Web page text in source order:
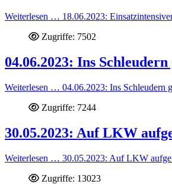
Weiterlesen … 18.06.2023:
Zugriffe: 7502
04.06.2023: Ins Schleudern
Weiterlesen … 04.06.2023: Ins Schleudern
Zugriffe: 7244
30.05.2023: Auf LKW
Weiterlesen … 30.05.2023: Auf LKW
Zugriffe: 13023